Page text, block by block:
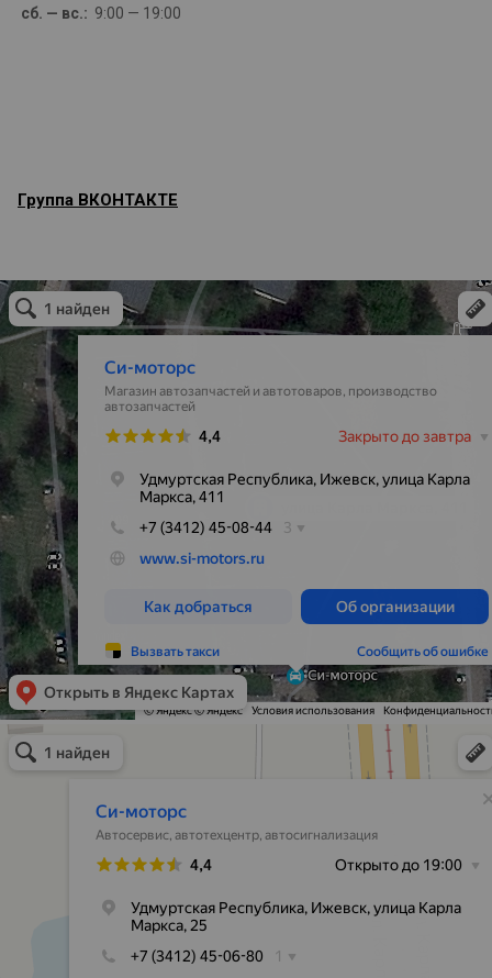
сб. — вс.: 9:00 — 19:00
Группа ВКОНТАКТЕ